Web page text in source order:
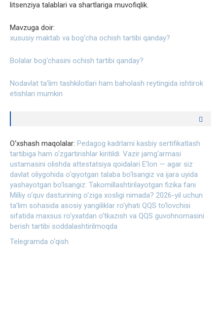
litsenziya talablari va shartlariga muvofiqlik.
Mavzuga doir:
xususiy maktab va bog‘cha ochish tartibi qanday?
Bolalar bog‘chasini ochish tartibi qanday?
Nodavlat taʼlim tashkilotlari ham baholash reytingida ishtirok
etishlari mumkin
O‘xshash maqolalar: Pedagog kadrlarni kasbiy sertifikatlash
tartibiga ham o‘zgartirishlar kiritildi. Vazir jamg‘armasi
ustamasini olishda attestatsiya qoidalari E’lon — agar siz
davlat oliygohida o‘qiyotgan talaba bo‘lsangiz va ijara uyida
yashayotgan bo‘lsangiz: Takomillashtirilayotgan fizika fani
Milliy o‘quv dasturining o‘ziga xosligi nimada? 2026-yil uchun
ta’lim sohasida asosiy yangiliklar ro‘yhati QQS to‘lovchisi
sifatida maxsus ro‘yxatdan o‘tkazish va QQS guvohnomasini
berish tartibi soddalashtirilmoqda
Telegramda o‘qish